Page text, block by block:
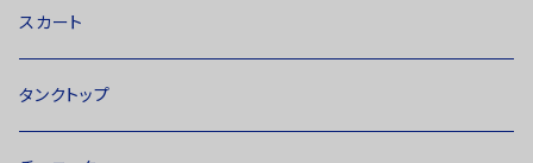
スカート
タンクトップ